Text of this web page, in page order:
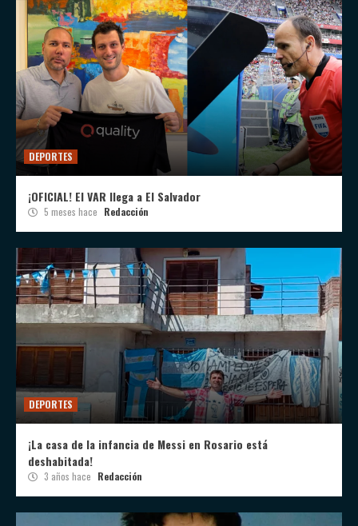
DEPORTES
¡OFICIAL! El VAR llega a El Salvador
5 meses hace Redacción
DEPORTES
¡La casa de la infancia de Messi en Rosario está
deshabitada!
3 años hace Redacción